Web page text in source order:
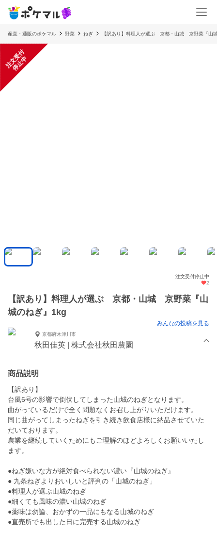
産直・通販のポケマル 野菜 ねぎ 【訳あり】料理人が選ぶ 京都・山城 京野菜『山
注
文
受
付
停
止
中
注文受付停止中
2
【訳あり】料理人が選ぶ 京都・山城 京野菜『山
城のねぎ』1kg
みんなの投稿を見る
京都府木津川市
秋田佳英 | 株式会社秋田農園
商品説明
【訳あり】
台風6号の影響で倒伏してしまった山城のねぎとなります。
曲がっているだけで全く問題なくお召し上がりいただけます。
同じ曲がってしまったねぎを引き続き飲食店様に納品させていた
だいております。
農業を継続していくためにもご理解のほどよろしくお願いいたし
ます。
●ねぎ嫌いな方が絶対食べられない濃い『山城のねぎ』
● 九条ねぎよりおいしいと評判の「山城のねぎ」
●料理人が選ぶ山城のねぎ
●細くても風味の濃い山城のねぎ
●薬味は勿論、おかずの一品にもなる山城のねぎ
●直売所でも出した日に完売する山城のねぎ